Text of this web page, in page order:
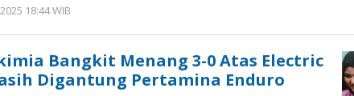
18:44 WIB
Bangkit Menang 3-0 Atas Electric
Digantung Pertamina Enduro